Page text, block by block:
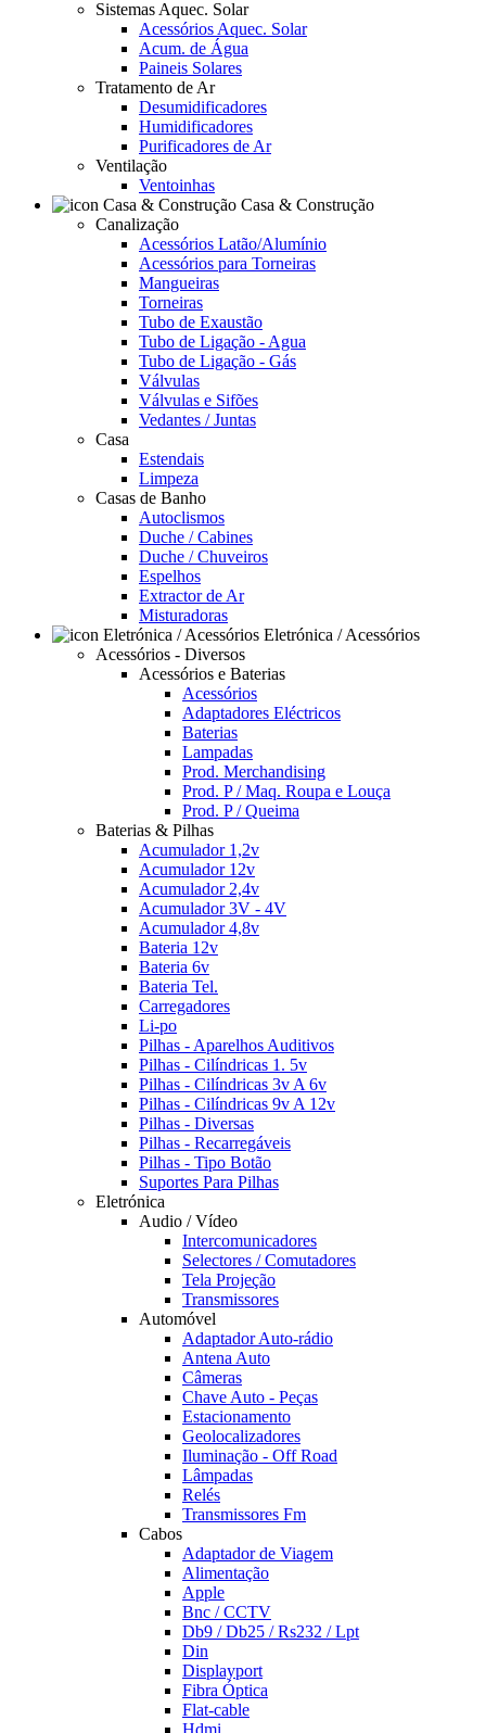
Sistemas Aquec. Solar
Acessórios Aquec. Solar
Acum. de Água
Paineis Solares
Tratamento de Ar
Desumidificadores
Humidificadores
Purificadores de Ar
Ventilação
Ventoinhas
Casa & Construção
Canalização
Acessórios Latão/Alumínio
Acessórios para Torneiras
Mangueiras
Torneiras
Tubo de Exaustão
Tubo de Ligação - Agua
Tubo de Ligação - Gás
Válvulas
Válvulas e Sifões
Vedantes / Juntas
Casa
Estendais
Limpeza
Casas de Banho
Autoclismos
Duche / Cabines
Duche / Chuveiros
Espelhos
Extractor de Ar
Misturadoras
Eletrónica / Acessórios
Acessórios - Diversos
Acessórios e Baterias
Acessórios
Adaptadores Eléctricos
Baterias
Lampadas
Prod. Merchandising
Prod. P / Maq. Roupa e Louça
Prod. P / Queima
Baterias & Pilhas
Acumulador 1,2v
Acumulador 12v
Acumulador 2,4v
Acumulador 3V - 4V
Acumulador 4,8v
Bateria 12v
Bateria 6v
Bateria Tel.
Carregadores
Li-po
Pilhas - Aparelhos Auditivos
Pilhas - Cilíndricas 1. 5v
Pilhas - Cilíndricas 3v A 6v
Pilhas - Cilíndricas 9v A 12v
Pilhas - Diversas
Pilhas - Recarregáveis
Pilhas - Tipo Botão
Suportes Para Pilhas
Eletrónica
Audio / Vídeo
Intercomunicadores
Selectores / Comutadores
Tela Projeção
Transmissores
Automóvel
Adaptador Auto-rádio
Antena Auto
Câmeras
Chave Auto - Peças
Estacionamento
Geolocalizadores
Iluminação - Off Road
Lâmpadas
Relés
Transmissores Fm
Cabos
Adaptador de Viagem
Alimentação
Apple
Bnc / CCTV
Db9 / Db25 / Rs232 / Lpt
Din
Displayport
Fibra Óptica
Flat-cable
Hdmi